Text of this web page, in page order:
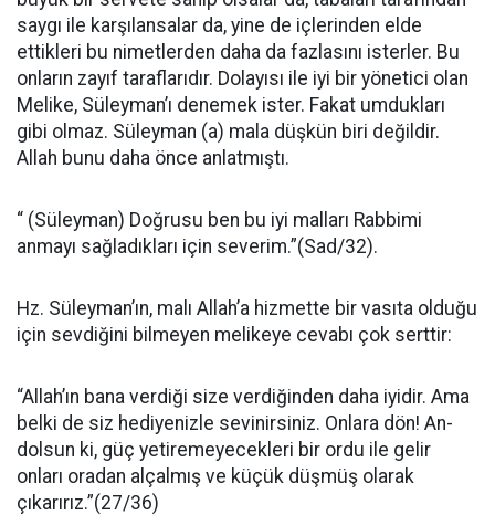
saygı ile karşılansalar da, yine de içlerinden elde
ettikleri bu nimetlerden daha da fazlasını isterler. Bu
onların zayıf tarafları­dır. Dolayısı ile iyi bir yönetici olan
Melike, Süleyman’ı denemek ister. Fakat umdukları
gibi olmaz. Süley­man (a) mala düşkün biri değildir.
Allah bunu daha önce anlatmıştı.
“ (Süleyman) Doğrusu ben bu iyi mal­ları Rabbimi
anmayı sağladıkları için severim.”(Sad/32).
Hz. Süley­man’ın, malı Allah’a hizmette bir vasıta olduğu
için sevdiğini bilme­yen melikeye cevabı çok serttir:
“Allah’ın bana verdiği size verdiğin­den daha iyidir. Ama
belki de siz hedi­yenizle sevinirsiniz. Onlara dön! An­
dolsun ki, güç yetiremeyecekleri bir or­du ile gelir
onları oradan alçalmış ve küçük düşmüş olarak
çıkarırız.”(27/36)